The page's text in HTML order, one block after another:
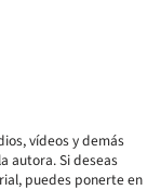
vídeos y demás
autora. Si deseas
puedes ponerte en